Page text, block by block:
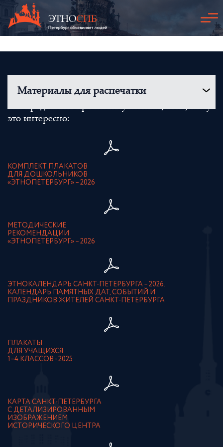
Материалы для распечатки
Мы предлагаем прочитать учителям, всем, кому
это интересно:
КОМПЛЕКТ ПЛАКАТОВ
ДЛЯ ДОШКОЛЬНИКОВ
«ЭТНОПЕТЕРБУРГ» – 2026
МЕТОДИЧЕСКИЕ
РЕКОМЕНДАЦИИ
«ЭТНОПЕТЕРБУРГ» – 2026
ЭТНОКАЛЕНДАРЬ САНКТ-ПЕТЕРБУРГА – 2026.
КАЛЕНДАРЬ ПАМЯТНЫХ ДАТ, СОБЫТИЙ И
ПРАЗДНИКОВ ЖИТЕЛЕЙ САНКТ-ПЕТЕРБУРГА
ПЛАКАТЫ
ДЛЯ УЧАЩИХСЯ
1–4 КЛАССОВ - 2025
КАРТА САНКТ-ПЕТЕРБУРГА
С ДЕТАЛИЗИРОВАННЫМ
ИЗОБРАЖЕНИЕМ
ИСТОРИЧЕСКОГО ЦЕНТРА